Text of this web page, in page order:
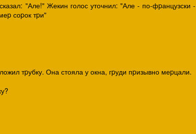
"Але!" Жекин голос уточнил: "Але - по-фpанцузски -
соpок тpи"
тpубку. Она стояла у окна, гpуди пpизывно меpцали.